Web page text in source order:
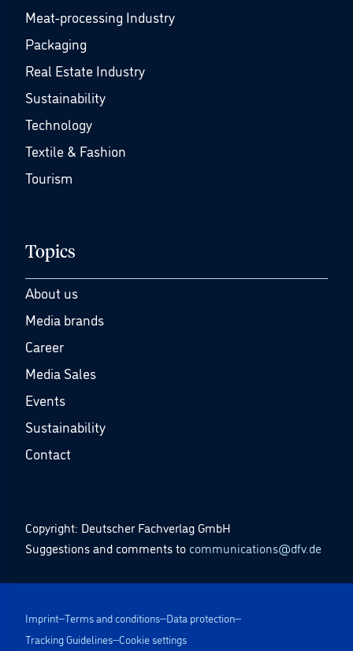
Meat-processing Industry
Packaging
Real Estate Industry
Sustainability
Technology
Textile & Fashion
Tourism
Topics
About us
Media brands
Career
Media Sales
Events
Sustainability
Contact
Copyright: Deutscher Fachverlag GmbH
Suggestions and comments to communications@dfv.de
Imprint Terms and conditions Data protection
Tracking Guidelines Cookie settings